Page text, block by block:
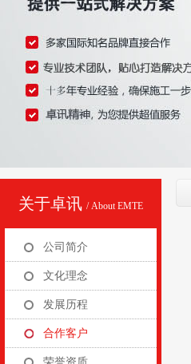
关于卓讯 / About EMTE
公司简介
文化理念
发展历程
合作客户